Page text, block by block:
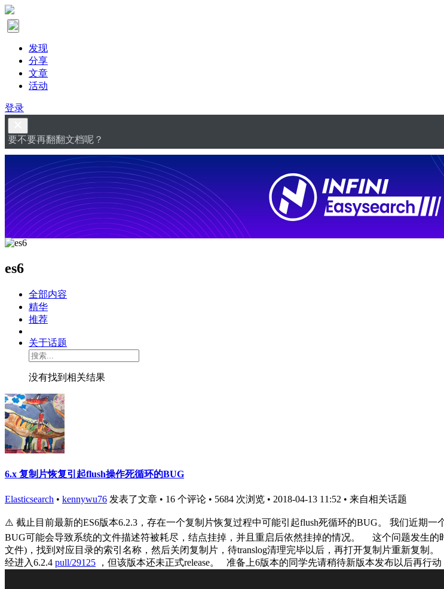
发现
分享
文章
活动
登录
要不要再翻翻文档呢？
es6
全部内容
精华
推荐
关于话题
没有找到相关结果
6.x 复制片恢复引起flush操作死循环的BUG
Elasticsearch • kennywu76 发表了文章 • 16 个评论 • 5684 次浏览 • 2018-04-13 11:52 • 来自相关话题
⚠️ 截止目前最新的ES6版本6.2.3，存在一个复制片恢复过程中可能引起flush死循环的BUG。 我们近期
BUG可能会导致系统的文件描述符被耗尽，结点挂掉，并且重启后依然挂掉的情况。 这个问题发生的
文件)，找到对应目录的索引名称，然后关闭复制片，待translog清理完毕以后，再打开复制片重新复制
经进入6.2.4 pull/29125 ，但该版本还未正式release。 准备上6版本的同学先请稍待新版本发布以后再行